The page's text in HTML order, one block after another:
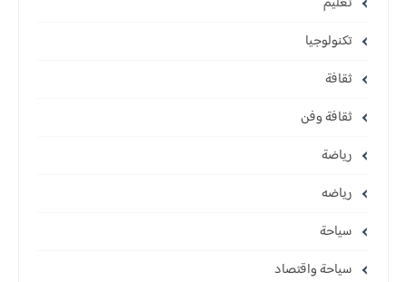
تكنولوجيا
ثقافة
ثقافة وفن
رياضة
رياضه
سياحة
سياحة واقتصاد